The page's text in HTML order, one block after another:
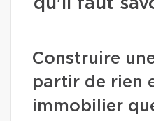
Construire
partir de rien
immobilier